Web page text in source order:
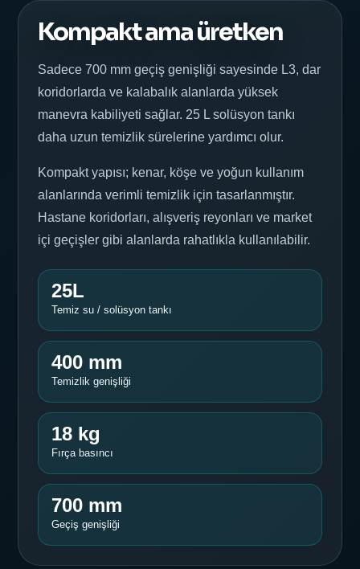
Kompakt ama üretken
Sadece 700 mm geçiş genişliği sayesinde L3, dar
koridorlarda ve kalabalık alanlarda yüksek
manevra kabiliyeti sağlar. 25 L solüsyon tankı
daha uzun temizlik sürelerine yardımcı olur.
Kompakt yapısı; kenar, köşe ve yoğun kullanım
alanlarında verimli temizlik için tasarlanmıştır.
Hastane koridorları, alışveriş reyonları ve market
içi geçişler gibi alanlarda rahatlıkla kullanılabilir.
25L
Temiz su / solüsyon tankı
400 mm
Temizlik genişliği
18 kg
Fırça basıncı
700 mm
Geçiş genişliği